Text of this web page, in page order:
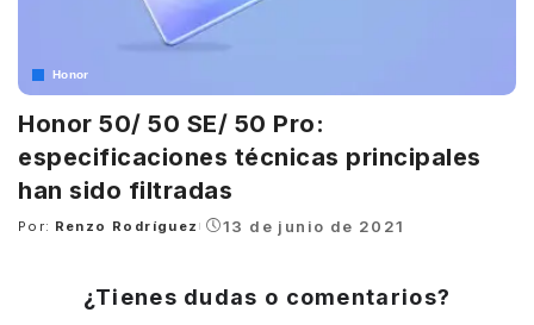
Honor
Honor 50/ 50 SE/ 50 Pro:
especificaciones técnicas principales
han sido filtradas
Posted
Por: Renzo Rodríguez 13 de junio de 2021
¿Tienes dudas o comentarios?